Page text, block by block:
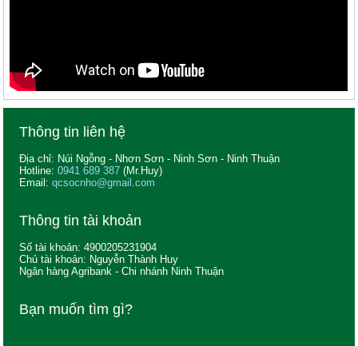
Thông tin liên hệ
Địa chỉ: Núi Ngỗng - Nhơn Sơn - Ninh Sơn - Ninh Thuận
Hotline:0941 689 387 (Mr.Huy)
Email:qcsocnho@gmail.com
Thông tin tài khoản
Số tài khoản: 4900205231904
Chủ tài khoản: Nguyễn Thành Huy
Ngân hàng Agribank - Chi nhánh Ninh Thuận
Bạn muốn tìm gì?